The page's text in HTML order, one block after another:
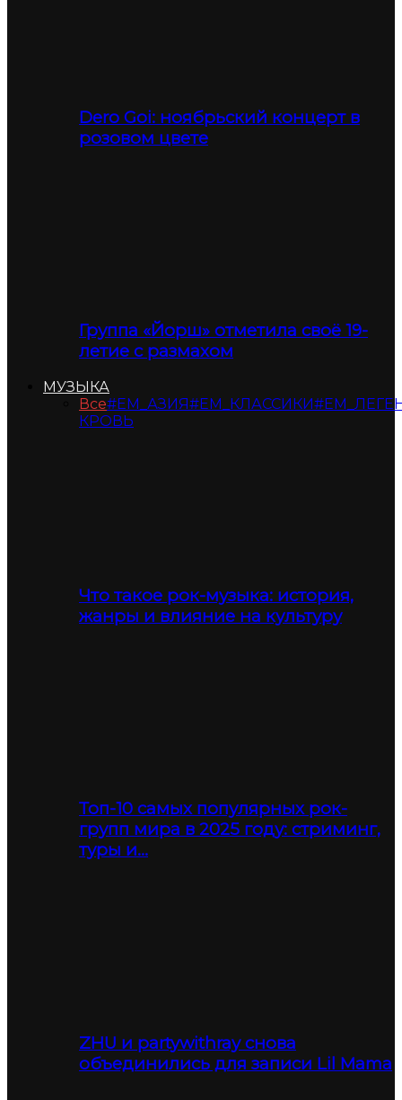
Dero Goi: ноябрьский концерт в
розовом цвете
Группа «Йорш» отметила своё 19-
летие с размахом
МУЗЫКА
Все#ЕМ_АЗИЯ#ЕМ_КЛАССИКИ
КРОВЬ
Что такое рок-музыка: история,
жанры и влияние на культуру
Топ-10 самых популярных рок-
групп мира в 2025 году: стриминг,
туры и…
ZHU и partywithray снова
объединились для записи Lil Mama